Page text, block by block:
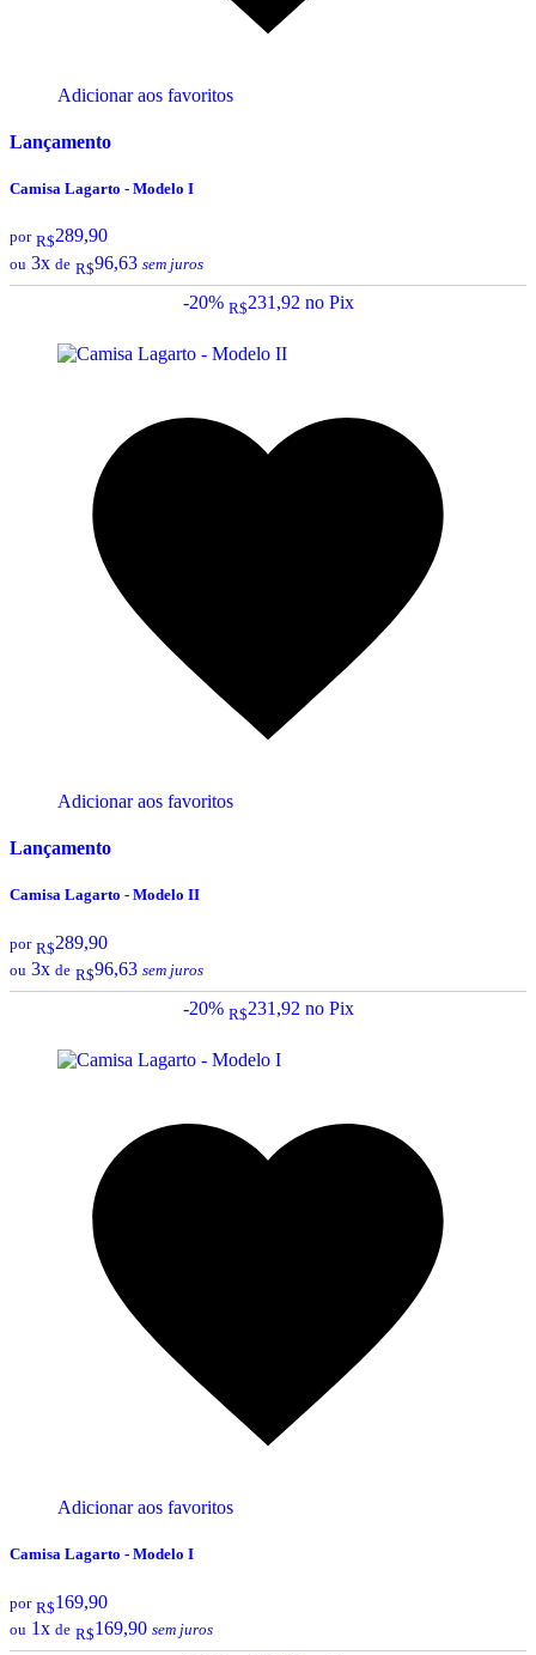
Adicionar aos favoritos
Lançamento
Camisa Lagarto - Modelo I
por R$289,90
ou 3x de R$96,63 sem juros
-20% R$231,92 no Pix
Adicionar aos favoritos
Lançamento
Camisa Lagarto - Modelo II
por R$289,90
ou 3x de R$96,63 sem juros
-20% R$231,92 no Pix
Adicionar aos favoritos
Camisa Lagarto - Modelo I
por R$169,90
ou 1x de R$169,90 sem juros